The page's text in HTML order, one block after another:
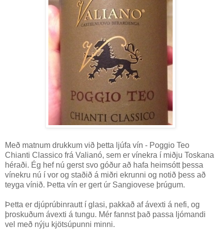
Með matnum drukkum við þetta ljúfa vín - Poggio Teo
Chianti Classico frá Valianó, sem er vínekra í miðju Toskana
héraði. Ég hef nú gerst svo góður að hafa heimsótt þessa
vínekru nú í vor og staðið á miðri ekrunni og notið þess að
teyga vínið. Þetta vín er gert úr Sangiovese þrúgum.
Þetta er djúprúbinrautt í glasi, pakkað af ávexti á nefi, og
þroskuðum ávexti á tungu. Mér fannst það passa ljómandi
vel með nýju kjötsúpunni minni.